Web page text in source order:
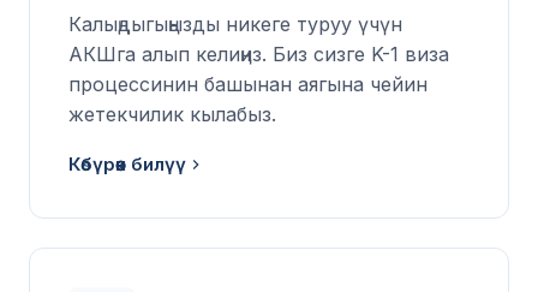
Калыңдыгыңызды никеге туруу үчүн
АКШга алып келиңиз. Биз сизге K-1 виза
процессинин башынан аягына чейин
жетекчилик кылабыз.
Көбүрөөк билүү